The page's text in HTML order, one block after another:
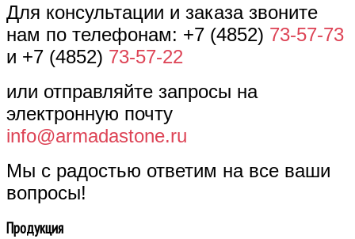
Для консультации и заказа звоните
нам по телефонам: +7 (4852) 73-57-73
и +7 (4852) 73-57-22
или отправляйте запросы на
электронную почту
info@armadastone.ru
Мы с радостью ответим на все ваши
вопросы!
Продукция